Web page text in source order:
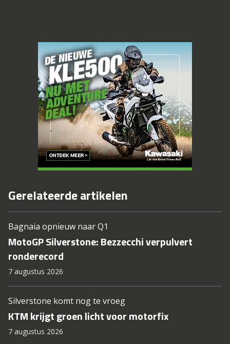
Gerelateerde artikelen
Bagnaia opnieuw naar Q1
MotoGP Silverstone: Bezzecchi verpulvert
ronderecord
7 augustus 2026
Silverstone komt nog te vroeg
KTM krijgt groen licht voor motorfix
7 augustus 2026